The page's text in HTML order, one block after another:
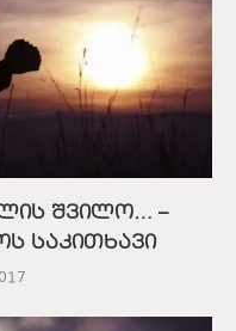
შვილო… –
საკითხავი